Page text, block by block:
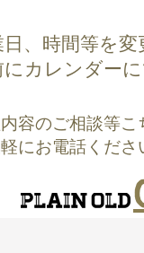
日、時間等を変
にカレンダー
容のご相談等こ
にお電話くださ